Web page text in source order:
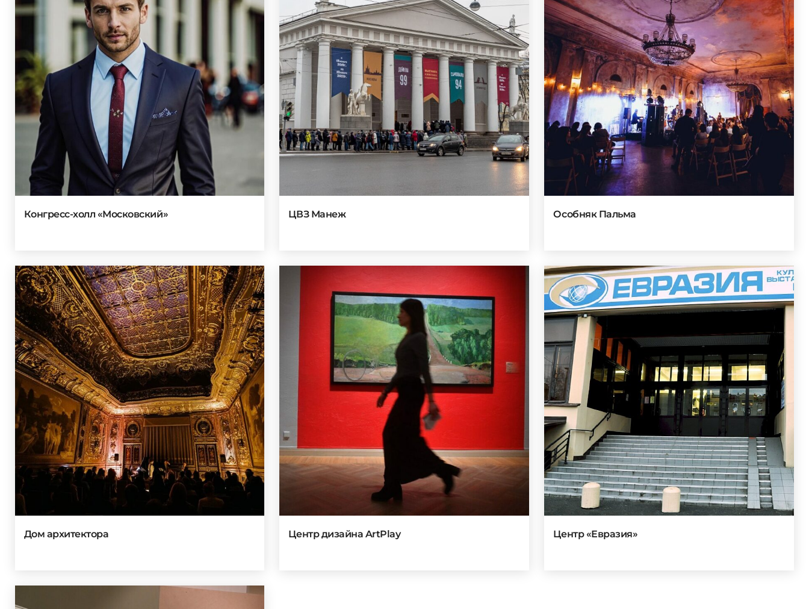
Конгресс-холл «Московский» ЦВЗ Манеж Особняк Пальма
Дом архитектора Центр дизайна ArtPlay Центр «Евразия»